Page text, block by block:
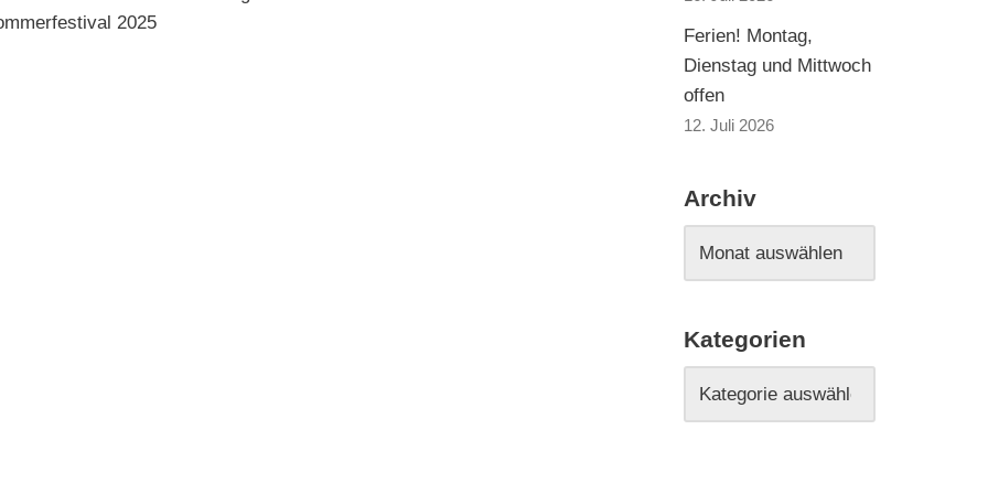
2025
Ferien! Montag,
Dienstag und Mittwoch
offen
12. Juli 2026
Archiv
Kategorien